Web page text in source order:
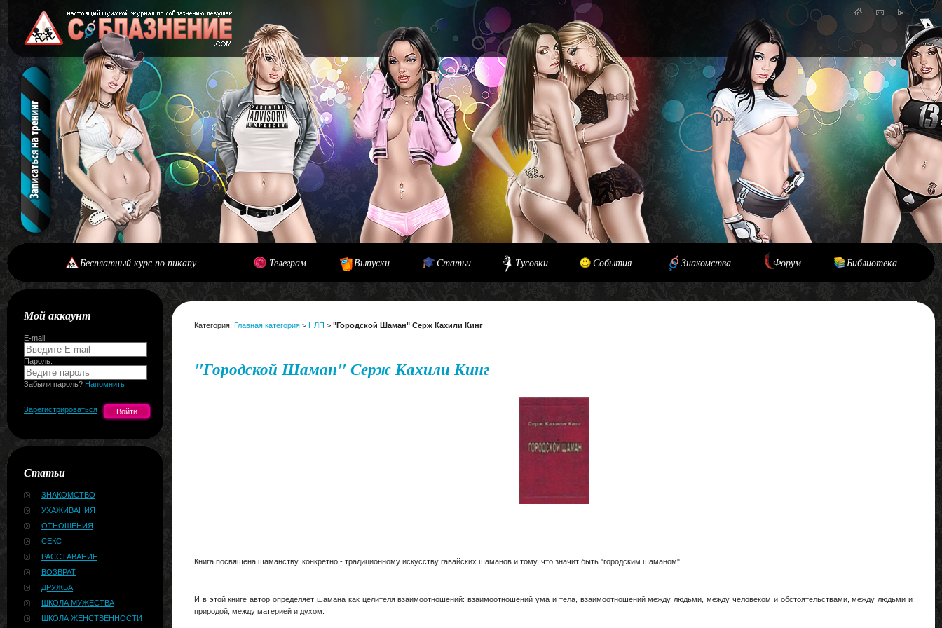
Бесплатный курс по пикапу Телеграм Выпуски Статьи Тусовки События Знакомства Форум Библиотека
Мой аккаунт
E-mail:
Пароль:
Забыли пароль? Напомнить
Зарегистрироваться
Статьи
ЗНАКОМСТВО
УХАЖИВАНИЯ
ОТНОШЕНИЯ
СЕКС
РАССТАВАНИЕ
ВОЗВРАТ
ДРУЖБА
ШКОЛА МУЖЕСТВА
ШКОЛА ЖЕНСТВЕННОСТИ
Категория: Главная категория > НЛП > "Городской Шаман" Серж Кахили Кинг
"Городской Шаман" Серж Кахили Кинг
Книга посвящена шаманству, конкретно - традиционному искусству гавайских шаманов и тому, что значит быть "городским шаманом".
И в этой книге автор определяет шамана как целителя взаимоотношений: взаимоотношений ума и тела, взаимоотношений между людьми, между человеком и обстоятельствами, между людьми и
природой, между материей и духом.